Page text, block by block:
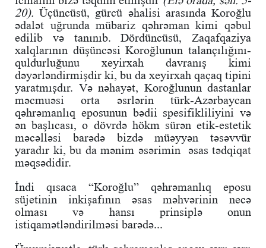
20). Üçüncüsü, gürcü əhalisi arasında Koroğlu
ədalət uğrunda mübariz qəhrəman kimi qəbul
edilib və tanınıb. Dördüncüsü, Zaqafqaziya
xalqlarının düşüncəsi Koroğlunun talançılığını-
quldurluğunu xeyirxah davranış kimi
dəyərləndirmişdir ki, bu da xeyirxah qaçaq tipini
yaratmışdır. Və nəhayət, Koroğlunun dastanlar
məcmuəsi orta əsrlərin türk-Azərbaycan
qəhrəmanlıq eposunun bədii spesifikliliyini və
ən başlıcası, o dövrdə hökm sürən etik-estetik
məcəlləsi barədə bizdə müəyyən təsəvvür
yaradır ki, bu da mənim əsərimin əsas tədqiqat
məqsədidir.
İndi qısaca “Koroğlu” qəhrəmanlıq eposu
süjetinin inkişafının əsas məhvərinin necə
olması və hansı prinsiplə onun
istiqamətləndirilməsi barədə...